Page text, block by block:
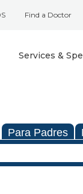
Find a Doctor
Services &
Para Padres